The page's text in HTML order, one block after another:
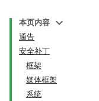
本页内容
通告
安全补丁
框架
媒体框架
系统